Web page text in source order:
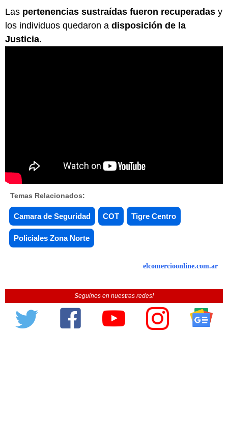
Las pertenencias sustraídas fueron recuperadas y
los individuos quedaron a disposición de la
Justicia.
Temas Relacionados:
Camara de Seguridad COT Tigre Centro
Policiales Zona Norte
elcomercioonline.com.ar
Seguinos en nuestras redes!